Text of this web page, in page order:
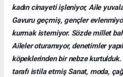
kadın cinayeti işleniyor, Aile
Gavuru geçmiş, gençler
kurmak istemiyor. Sözde millet
Aileler oturamıyor, denetimler
köpeklerinden bir nebze
tarafı istila etmiş Sanat, moda,